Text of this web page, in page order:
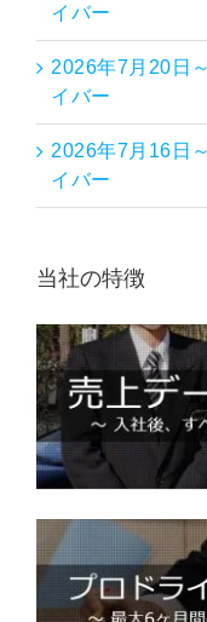
イバー
2026年7月20日
イバー
2026年7月16日
イバー
当社の特徴